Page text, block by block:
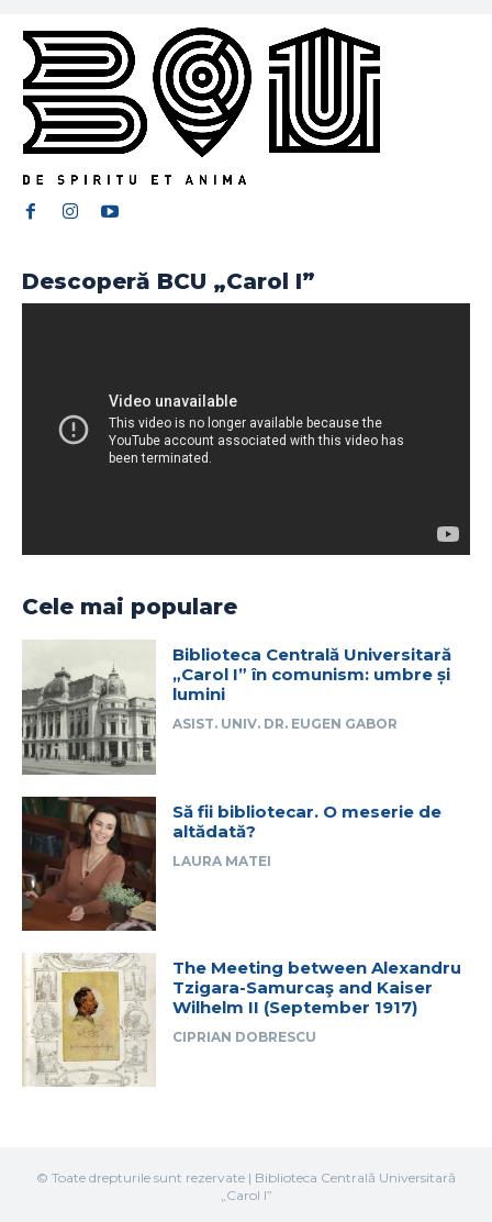
Descoperă BCU „Carol I”
Cele mai populare
Biblioteca Centrală Universitară
„Carol I” în comunism: umbre și
lumini
ASIST. UNIV. DR. EUGEN GABOR
Să fii bibliotecar. O meserie de
altădată?
LAURA MATEI
The Meeting between Alexandru
Tzigara-Samurcaş and Kaiser
Wilhelm II (September 1917)
CIPRIAN DOBRESCU
© Toate drepturile sunt rezervate | Biblioteca Centrală Universitară
„Carol I”